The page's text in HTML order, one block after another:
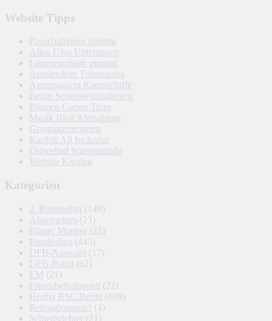
Website Tipps
Pauschalreisen günstig
Alien Ufos Untertassen
Langzeiturlaub günstig
Autolexikon Traumautos
Automagazin Raumschiffe
Berlin Sehenswürdigkeiten
Blumen Garten Tipps
Musik Blog Abrissbirne
Grasplatzmemmen
Karibik All Inclusive
Ostseebad Warnemünde
Website Katalog
Kategorien
2. Bundesliga (148)
Allgemeines (23)
Blauer Montag (22)
Bundesliga (445)
DFB-Auswahl
(17)
DFB-Pokal (62)
EM (21)
Freundschaftsspiel (22)
Hertha BSC Berlin
(699)
Relegationsspiel (4)
Schiedsrichter
(21)